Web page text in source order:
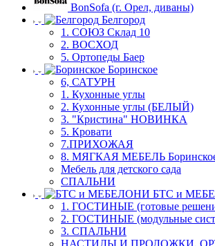
BonSofa (г. Орел, диваны)
Белгород
1. СОЮЗ Склад 10
2. ВОСХОД
5. Ортопеды Баер
Боринское
6, САТУРН
1. Кухонные углы
2. Кухонные углы (БЕЛЫЙ)
3. "Кристина" НОВИНКА
5. Кровати
7.ПРИХОЖАЯ
8. МЯГКАЯ МЕБЕЛЬ
Мебель для детского сада
СПАЛЬНИ
БТС и
1. ГОСТИНЫЕ (готовые
2. ГОСТИНЫЕ (модульные
3. СПАЛЬНИ
НАСТИЛЫ И ПРОЛОЖКИ,